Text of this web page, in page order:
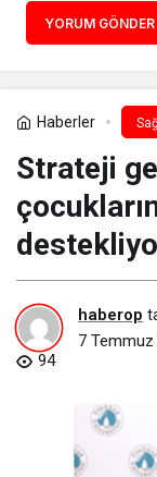
YORUM GÖNDER
Haberler
Strateji
haberop
7 Temmuz
94